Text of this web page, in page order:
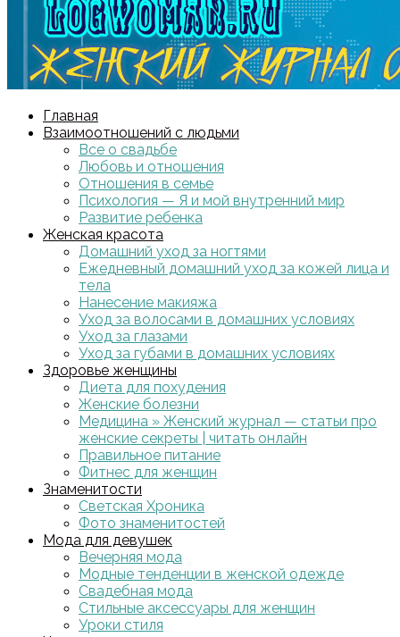
Главная
Взаимоотношений с людьми
Все о свадьбе
Любовь и отношения
Отношения в семье
Психология — Я и мой внутренний мир
Развитие ребенка
Женская красота
Домашний уход за ногтями
Ежедневный домашний уход за кожей лица и
тела
Нанесение макияжа
Уход за волосами в домашних условиях
Уход за глазами
Уход за губами в домашних условиях
Здоровье женщины
Диета для похудения
Женские болезни
Медицина » Женский журнал — статьи про
женские секреты | читать онлайн
Правильное питание
Фитнес для женщин
Знаменитости
Светская Хроника
Фото знаменитостей
Мода для девушек
Вечерняя мода
Модные тенденции в женской одежде
Свадебная мода
Стильные аксессуары для женщин
Уроки стиля